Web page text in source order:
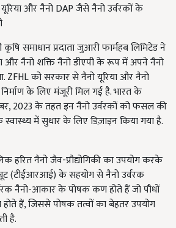
और नैनो DAP जैसे नैनो उर्वरकों के
समाधान प्रदाता जुआरी फार्महब लिमिटेड ने
और नैनो शक्ति नैनो डीएपी के रूप में अपने नैनो
ZFHL को सरकार से नैनो यूरिया और नैनो
के लिए मंजूरी मिल गई है. भारत के
2023 के तहत इन नैनो उर्वरकों को फसल की
स्वास्थ्य में सुधार के लिए डिज़ाइन किया गया है.
हरित नैनो जैव-प्रौद्योगिकी का उपयोग करके
(टीईआरआई) के सहयोग से नैनो उर्वरक
नैनो-आकार के पोषक कण होते हैं जो पौधों
होते हैं, जिससे पोषक तत्वों का बेहतर उपयोग
है.